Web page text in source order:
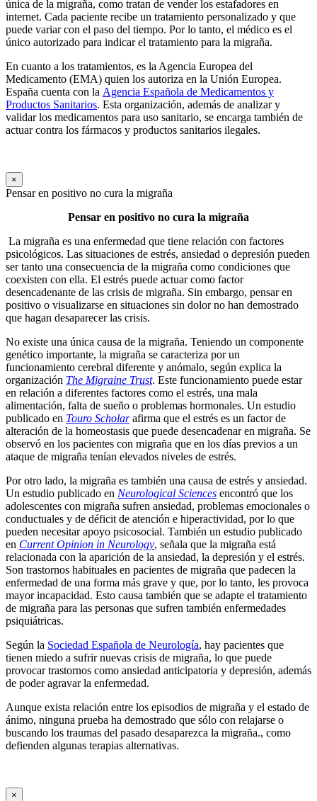
única de la migraña, como tratan de vender los estafadores en
internet. Cada paciente recibe un tratamiento personalizado y que
puede variar con el paso del tiempo. Por lo tanto, el médico es el
único autorizado para indicar el tratamiento para la migraña.
En cuanto a los tratamientos, es la Agencia Europea del
Medicamento (EMA) quien los autoriza en la Unión Europea.
España cuenta con la Agencia Española de Medicamentos y
Productos Sanitarios. Esta organización, además de analizar y
validar los medicamentos para uso sanitario, se encarga también de
actuar contra los fármacos y productos sanitarios ilegales.
×
Pensar en positivo no cura la migraña
Pensar en positivo no cura la migraña
La migraña es una enfermedad que tiene relación con factores
psicológicos. Las situaciones de estrés, ansiedad o depresión pueden
ser tanto una consecuencia de la migraña como condiciones que
coexisten con ella. El estrés puede actuar como factor
desencadenante de las crisis de migraña. Sin embargo, pensar en
positivo o visualizarse en situaciones sin dolor no han demostrado
que hagan desaparecer las crisis.
No existe una única causa de la migraña. Teniendo un componente
genético importante, la migraña se caracteriza por un
funcionamiento cerebral diferente y anómalo, según explica la
organización The Migraine Trust. Este funcionamiento puede estar
en relación a diferentes factores como el estrés, una mala
alimentación, falta de sueño o problemas hormonales. Un estudio
publicado en Touro Scholarafirma que el estrés es un factor de
alteración de la homeostasis que puede desencadenar en migraña. Se
observó en los pacientes con migraña que en los días previos a un
ataque de migraña tenían elevados niveles de estrés.
Por otro lado, la migraña es también una causa de estrés y ansiedad.
Un estudio publicado en Neurological Sciences encontró que los
adolescentes con migraña sufren ansiedad, problemas emocionales o
conductuales y de déficit de atención e hiperactividad, por lo que
pueden necesitar apoyo psicosocial. También un estudio publicado
en Current Opinion in Neurology, señala que la migraña está
relacionada con la aparición de la ansiedad, la depresión y el estrés.
Son trastornos habituales en pacientes de migraña que padecen la
enfermedad de una forma más grave y que, por lo tanto, les provoca
mayor incapacidad. Esto causa también que se adapte el tratamiento
de migraña para las personas que sufren también enfermedades
psiquiátricas.
Según la Sociedad Española de Neurología, hay pacientes que
tienen miedo a sufrir nuevas crisis de migraña, lo que puede
provocar trastornos como ansiedad anticipatoria y depresión, además
de poder agravar la enfermedad.
Aunque exista relación entre los episodios de migraña y el estado de
ánimo, ninguna prueba ha demostrado que sólo con relajarse o
buscando los traumas del pasado desaparezca la migraña., como
defienden algunas terapias alternativas.
×